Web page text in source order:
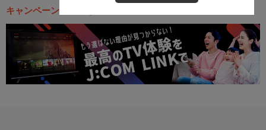
キャンペーン・お得な情報